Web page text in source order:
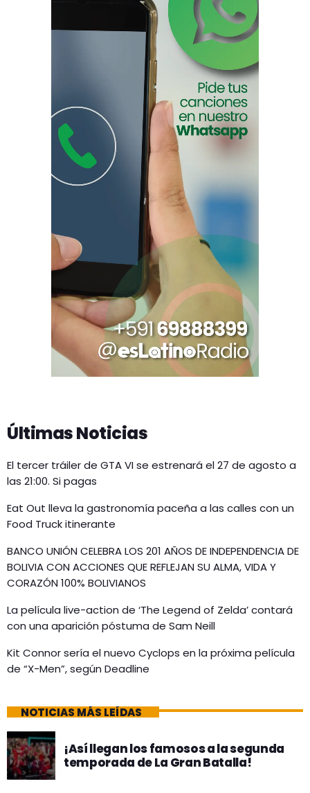
Últimas Noticias
El tercer tráiler de GTA VI se estrenará el 27 de agosto a
las 21:00. Si pagas
Eat Out lleva la gastronomía paceña a las calles con un
Food Truck itinerante
BANCO UNIÓN CELEBRA LOS 201 AÑOS DE INDEPENDENCIA DE
BOLIVIA CON ACCIONES QUE REFLEJAN SU ALMA, VIDA Y
CORAZÓN 100% BOLIVIANOS
La película live-action de ‘The Legend of Zelda’ contará
con una aparición póstuma de Sam Neill
Kit Connor sería el nuevo Cyclops en la próxima película
de “X-Men”, según Deadline
NOTICIAS MÁS LEÍDAS
¡Así llegan los famosos a la segunda
temporada de La Gran Batalla!